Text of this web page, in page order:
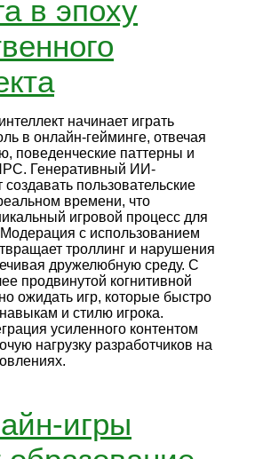
в эпоху
начинает играть
в онлайн-гейминге, отвечая
поведенческие паттерны и
Генеративный ИИ-
пользовательские
времени, что
игровой процесс для
Модерация с использованием
троллинг и нарушения
дружелюбную среду. С
продвинутой когнитивной
ожидать игр, которые быстро
и стилю игрока.
усиленного контентом
нагрузку разработчиков на
игры